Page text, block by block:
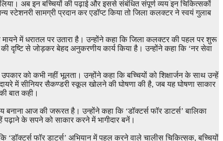
अब इन बच्चियों की पढ़ाई और इससे संबंधित संपूर्ण व्यय इन चिकित्सकों
स्टेशनरी सामग्री प्रदान कर एडॉप्ट किया तो जिला कलक्टर ने स्वयं गुलाब
मायने में धरातल पर उतारा है। उन्होंने कहा कि जिला कलक्टर की पहल पर शुरू
दृष्टि से जोड़कर बेहद अनुकरणीय कार्य किया है। उन्होंने कहा कि ‘नर सेवा
को कभी नहीं भूलता। उन्होंने कहा कि बच्चियों को शिक्षार्जन के साथ उन्हें
में सीनियर सैकण्डरी स्कूल खोलने की घोषणा की है, जब यह घोषणा साकार
बात कही।
बनाना आज की जरूरत है। उन्होंने कहा कि ‘डॉक्टर्स फॉर डाटर्स’ बालिका
पढ़ाने के सपने को साकार करने में भागीदार बनें।
‘डॉक्टर्स फॉर डाटर्स’ अभियान में पहल करने वाले चालीस चिकित्सक, बच्चियों